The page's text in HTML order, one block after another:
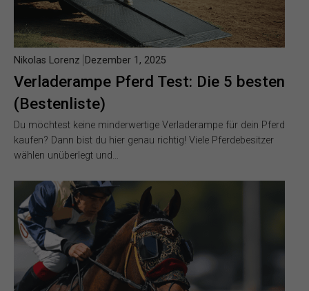
Verladerampe Pferd Test: Die 5 besten
(Bestenliste)
Nikolas Lorenz Dezember 1, 2025
Du möchtest keine minderwertige Verladerampe für dein Pferd
kaufen? Dann bist du hier genau richtig! Viele Pferdebesitzer
wählen unüberlegt und…